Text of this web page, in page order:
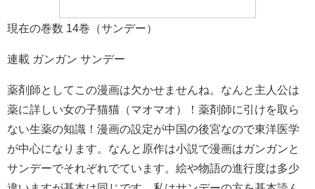
現在の巻数 14巻（サンデー）
連載 ガンガン サンデー
薬剤師としてこの漫画は欠かせませんね。なんと主人公は
薬に詳しい女の子猫猫（マオマオ）！薬剤師に引けを取ら
ない生薬の知識！漫画の設定が中国の後宮なので東洋医学
が中心になります。なんと原作は小説で漫画はガンガンと
サンデーでそれぞれでています。絵や物語の進行度は多少